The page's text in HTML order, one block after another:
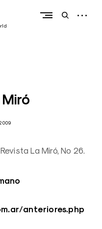
openopen
La Miró, Nº 26.
anteriores.php